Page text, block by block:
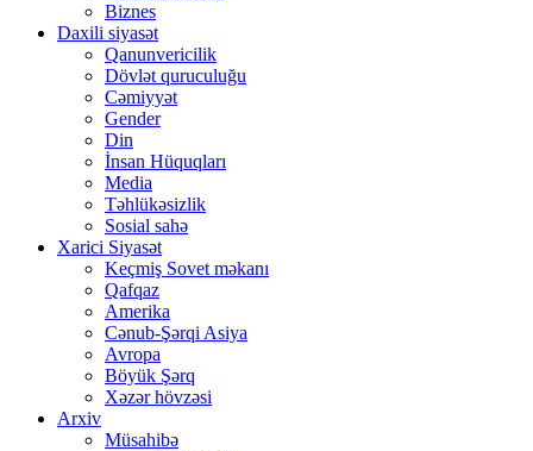
Biznes
Daxili siyasət
Qanunvericilik
Dövlət quruculuğu
Cəmiyyət
Gender
Din
İnsan Hüquqları
Media
Təhlükəsizlik
Sosial sahə
Xarici Siyasət
Keçmiş Sovet məkanı
Qafqaz
Amerika
Cənub-Şərqi Asiya
Avropa
Böyük Şərq
Xəzər hövzəsi
Arxiv
Müsahibə